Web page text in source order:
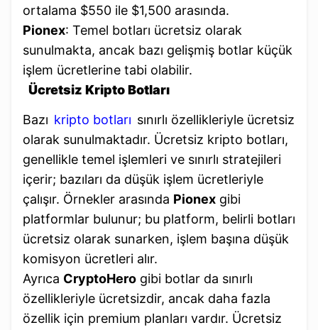
ortalama $550 ile $1,500 arasında.
Pionex: Temel botları ücretsiz olarak
sunulmakta, ancak bazı gelişmiş botlar küçük
işlem ücretlerine tabi olabilir.
Ücretsiz Kripto Botları
Bazı kripto botları sınırlı özellikleriyle ücretsiz
olarak sunulmaktadır. Ücretsiz kripto botları,
genellikle temel işlemleri ve sınırlı stratejileri
içerir; bazıları da düşük işlem ücretleriyle
çalışır. Örnekler arasında Pionex gibi
platformlar bulunur; bu platform, belirli botları
ücretsiz olarak sunarken, işlem başına düşük
komisyon ücretleri alır.
Ayrıca CryptoHero gibi botlar da sınırlı
özellikleriyle ücretsizdir, ancak daha fazla
özellik için premium planları vardır. Ücretsiz